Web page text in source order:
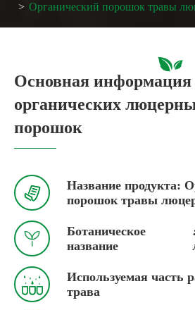
Органический порошок травы
Основная информация
органических
порошок

Название продукта:
порошок травы

Ботаническое
название

Используемая часть
трава